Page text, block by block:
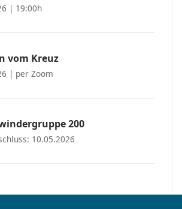
| 19:00h
vom Kreuz
| per Zoom
200
10.05.2026